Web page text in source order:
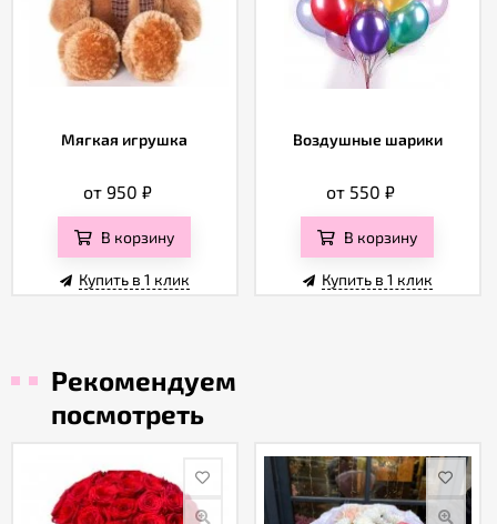
Мягкая игрушка
от 950₽
В корзину
Купить в 1 клик
Воздушные шарики
от 550₽
В корзину
Купить в 1 клик
Рекомендуем
посмотреть